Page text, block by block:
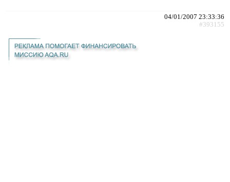
04/01/2007 23:33:36
#393155